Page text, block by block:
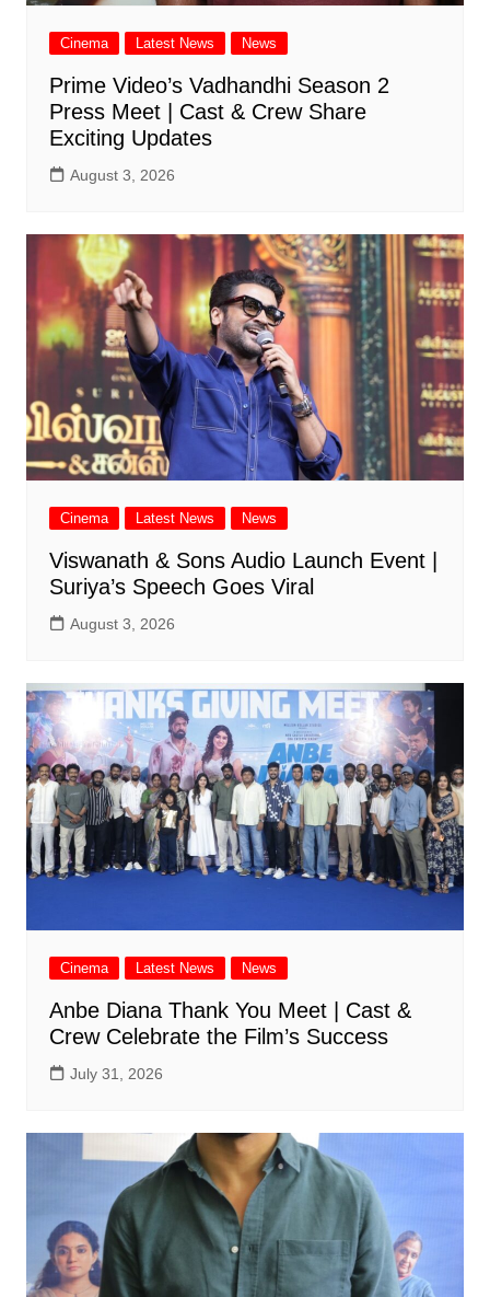
Cinema Latest News News
Prime Video’s Vadhandhi Season 2
Press Meet | Cast & Crew Share
Exciting Updates
August 3, 2026
Cinema Latest News News
Viswanath & Sons Audio Launch Event |
Suriya’s Speech Goes Viral
August 3, 2026
Cinema Latest News News
Anbe Diana Thank You Meet | Cast &
Crew Celebrate the Film’s Success
July 31, 2026